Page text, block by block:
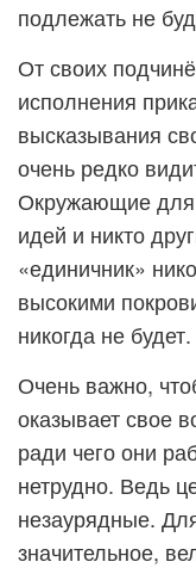
подлежать не
От своих
исполнения
высказывания
очень редко
Окружающие для
идей и никто
«единичник»
высокими
никогда не будет.
Очень важно,
оказывает свое
ради чего они
нетрудно. Ведь
незаурядные.
значительное,